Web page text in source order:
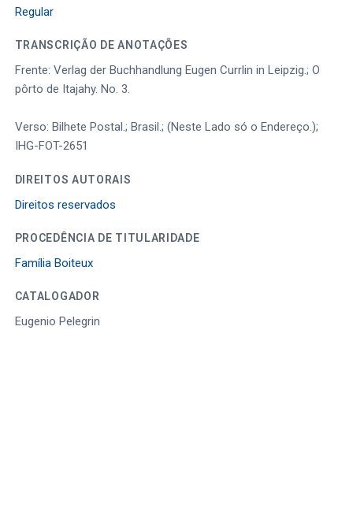
Regular
TRANSCRIÇÃO DE ANOTAÇÕES
Frente: Verlag der Buchhandlung Eugen Currlin in Leipzig.; O
pôrto de Itajahy. No. 3.
Verso: Bilhete Postal.; Brasil.; (Neste Lado só o Endereço.);
IHG-FOT-2651
DIREITOS AUTORAIS
Direitos reservados
PROCEDÊNCIA DE TITULARIDADE
Família Boiteux
CATALOGADOR
Eugenio Pelegrin